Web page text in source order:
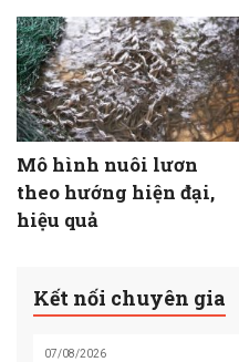
Mô hình nuôi lươn
theo hướng hiện đại,
hiệu quả
Kết nối chuyên gia
07/08/2026